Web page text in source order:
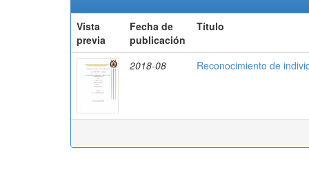
Vista
previa
Fecha de
publicación
Título
2018-08 Reconocimiento de